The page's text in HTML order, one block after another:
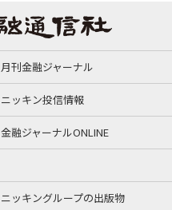
月刊金融ジャーナル
ニッキン投信情報
金融ジャーナルONLINE
ニッキングループの出版物